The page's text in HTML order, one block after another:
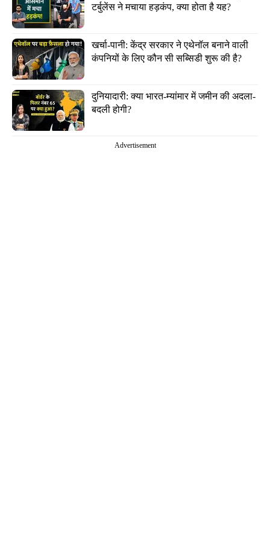
टर्बुलेंस ने मचाया हड़कंप, क्या होता है यह?
खर्चा-पानी: केंद्र सरकार ने एथेनॉल बनाने वाली
कंपनियों के लिए कौन सी सब्सिडी शुरू की है?
दुनियादारी: क्या भारत-म्यांमार में जमीन की अदला-
बदली होगी?
Advertisement